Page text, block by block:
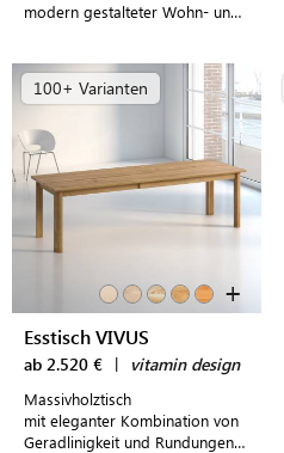
modern gestalteter Wohn- und
100+ Varianten
+
Esstisch VIVUS
ab 2.520 € | vitamin design
Massivholztisch
mit eleganter Kombination von
Geradlinigkeit und Rundungen -